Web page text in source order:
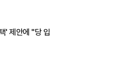
' 제안에 "당 입